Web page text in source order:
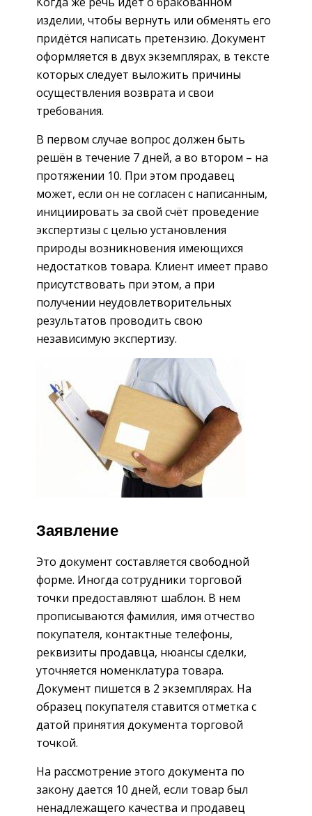
изделии, чтобы вернуть или обменять его
придётся написать претензию. Документ
оформляется в двух экземплярах, в тексте
которых следует выложить причины
осуществления возврата и свои
требования.
В первом случае вопрос должен быть
решён в течение 7 дней, а во втором – на
протяжении 10. При этом продавец
может, если он не согласен с написанным,
инициировать за свой счёт проведение
экспертизы с целью установления
природы возникновения имеющихся
недостатков товара. Клиент имеет право
присутствовать при этом, а при
получении неудовлетворительных
результатов проводить свою
независимую экспертизу.
Заявление
Это документ составляется свободной
форме. Иногда сотрудники торговой
точки предоставляют шаблон. В нем
прописываются фамилия, имя отчество
покупателя, контактные телефоны,
реквизиты продавца, нюансы сделки,
уточняется номенклатура товара.
Документ пишется в 2 экземплярах. На
образец покупателя ставится отметка с
датой принятия документа торговой
точкой.
На рассмотрение этого документа по
закону дается 10 дней, если товар был
ненадлежащего качества и продавец